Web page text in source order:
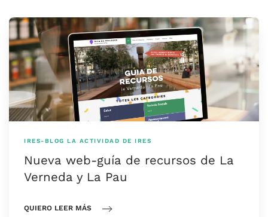
IRES-BLOG LA ACTIVIDAD DE IRES
Nueva web-guía de recursos de La
Verneda y La Pau
QUIERO LEER MÁS